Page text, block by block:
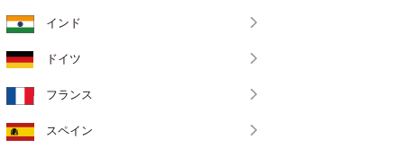
インド
ドイツ
フランス
スペイン